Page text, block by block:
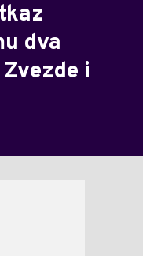
dva
i